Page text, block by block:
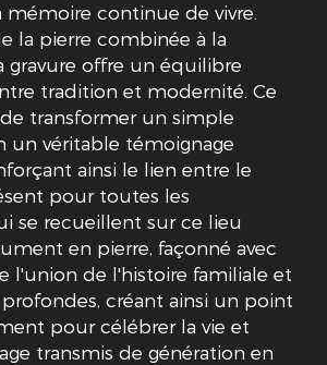
continue de vivre.
la pierre combinée à la
gravure offre un équilibre
tradition et modernité. Ce
transformer un simple
un véritable témoignage
ainsi le lien entre le
pour toutes les
se recueillent sur ce lieu
en pierre, façonné avec
l'union de l'histoire familiale et
créant ainsi un point
pour célébrer la vie et
transmis de génération en